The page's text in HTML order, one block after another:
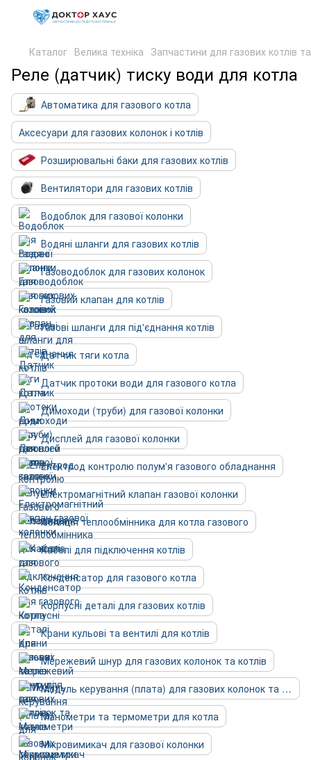
Каталог Велика техніка Запчастини для газових котлів
Реле (датчик) тиску води для котла
Автоматика для газового котла
Аксесуари для газових колонок і котлів
Розширювальні баки для газових котлів
Вентилятори для газових котлів
Водоблок для газової колонки
Водяні шланги для газових котлів
Газоводоблок для газових колонок
Газовий клапан для котлів
Газові шланги для під'єднання котлів
Датчик тяги котла
Датчик протоки води для газового котла
Димоходи (труби) для газової колонки
Дисплей для газової колонки
Електрод контролю полум'я газового обладнання
Електромагнітний клапан газової колонки
Ізоляція теплообмінника для котла газового
Кабелі для підключення котлів
Конденсатор для газового котла
Корпусні деталі для газових котлів
Крани кульові та вентилі для котлів
Мережевий шнур для газових колонок та котлів
Модуль керування (плата) для газових колонок та котлів
Манометри та термометри для котла
Мікровимикач для газової колонки